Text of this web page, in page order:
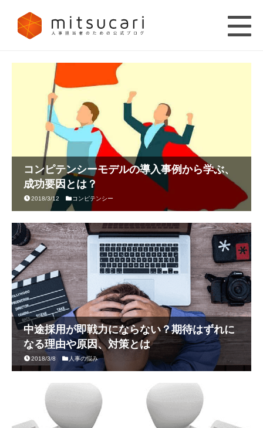
コンピテンシーモデルの導入事例から学ぶ、
成功要因とは？
2018/3/12 コンピテンシー
中途採用が即戦力にならない？期待はずれに
なる理由や原因、対策とは
2018/3/8 人事の悩み